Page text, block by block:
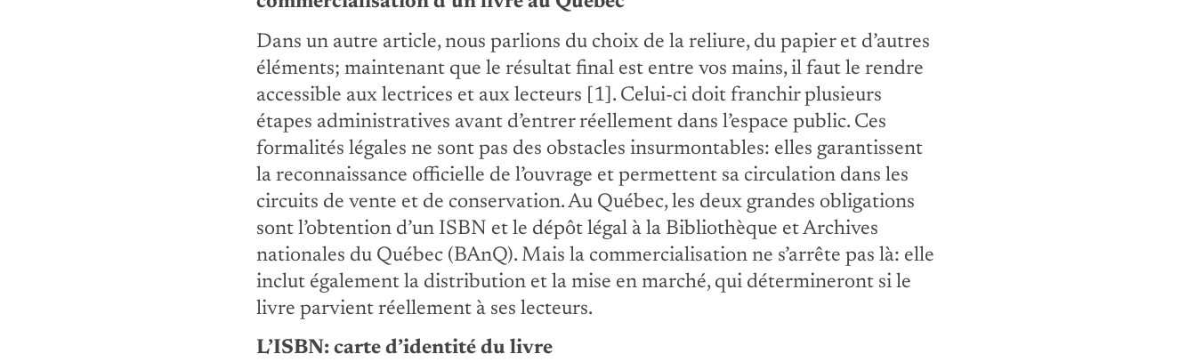
Dans un autre article, nous parlions du choix de la reliure, du papier et d’autres
éléments; maintenant que le résultat final est entre vos mains, il faut le rendre
accessible aux lectrices et aux lecteurs [1]. Celui-ci doit franchir plusieurs
étapes administratives avant d’entrer réellement dans l’espace public. Ces
formalités légales ne sont pas des obstacles insurmontables: elles garantissent
la reconnaissance officielle de l’ouvrage et permettent sa circulation dans les
circuits de vente et de conservation. Au Québec, les deux grandes obligations
sont l’obtention d’un ISBN et le dépôt légal à la Bibliothèque et Archives
nationales du Québec (BAnQ). Mais la commercialisation ne s’arrête pas là: elle
inclut également la distribution et la mise en marché, qui détermineront si le
livre parvient réellement à ses lecteurs.
L’ISBN: carte d’identité du livre